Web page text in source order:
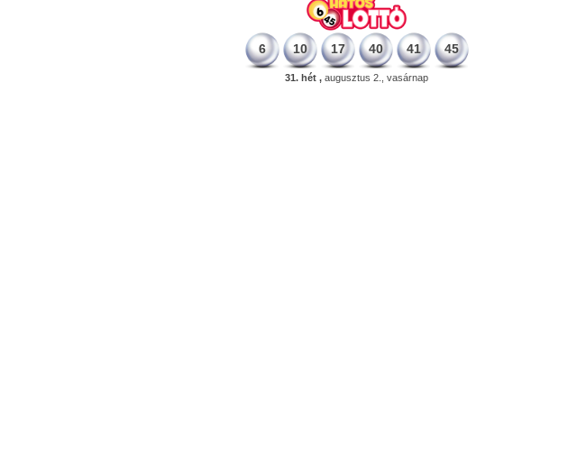
6 10 17 40 41 45
31. hét , augusztus 2., vasárnap